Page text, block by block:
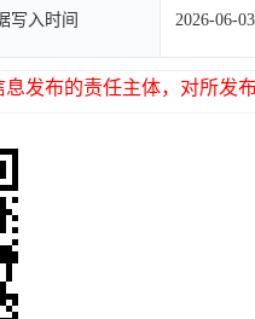
写入时间 2026-06-
发布的责任主体，对所发